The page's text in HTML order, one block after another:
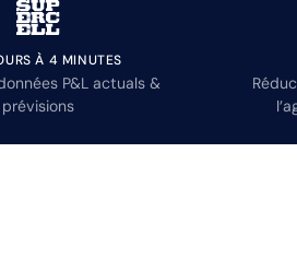
À 4 MINUTES
P&L actuals &
prévisions